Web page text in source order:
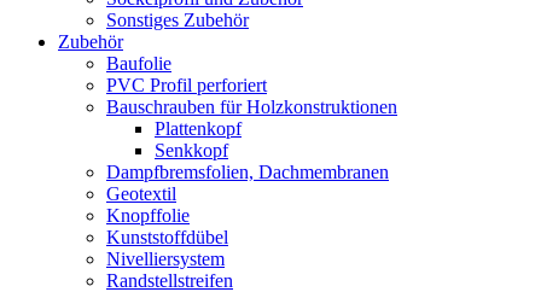
Sonstiges Zubehör
Zubehör
Baufolie
PVC Profil perforiert
Bauschrauben für Holzkonstruktionen
Plattenkopf
Senkkopf
Dampfbremsfolien, Dachmembranen
Geotextil
Knopffolie
Kunststoffdübel
Nivelliersystem
Randstellstreifen